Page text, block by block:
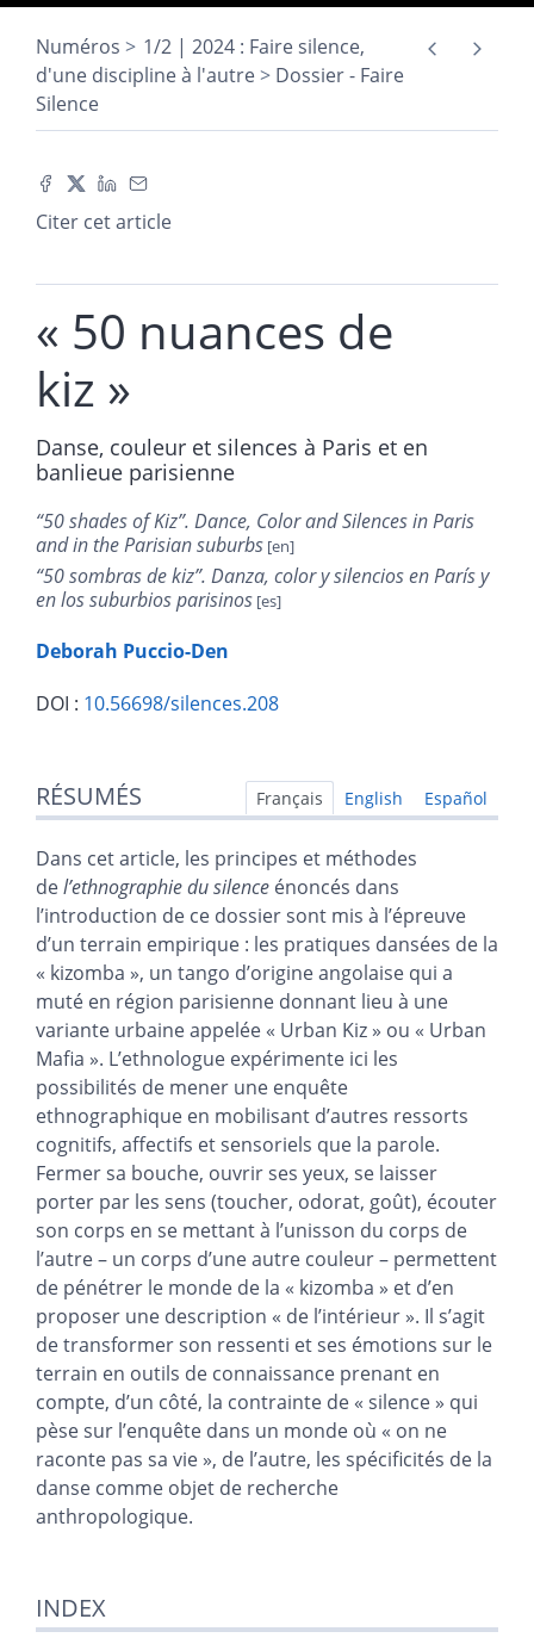
Numéros
1/2 | 2024 : Faire silence,
d'une discipline à l'autre
Dossier - Faire
Silence
Citer cet article
« 50 nuances de
kiz »
Danse, couleur et silences à Paris et en
banlieue parisienne
“50 shades of Kiz”. Dance, Color and Silences in Paris
and in the Parisian suburbs
“50 sombras de kiz”. Danza, color y silencios en París y
en los suburbios parisinos
Deborah Puccio-Den
DOI : 10.56698/silences.208
Index
Plan
Texte
Bibliographie
Notes
Illustrations
Citer cet article
Auteur
RÉSUMÉS Français English Español
Dans cet article, les principes et méthodes
del’ethnographie du silence énoncés dans
l’introduction de ce dossier sont mis à l’épreuve
d’un terrain empirique : les pratiques dansées de la
« kizomba », un tango d’origine angolaise qui a
muté en région parisienne donnant lieu à une
variante urbaine appelée « Urban Kiz » ou « Urban
Mafia ». L’ethnologue expérimente ici les
possibilités de mener une enquête
ethnographique en mobilisant d’autres ressorts
cognitifs, affectifs et sensoriels que la parole.
Fermer sa bouche, ouvrir ses yeux, se laisser
porter par les sens (toucher, odorat, goût), écouter
son corps en se mettant à l’unisson du corps de
l’autre – un corps d’une autre couleur – permettent
de pénétrer le monde de la « kizomba » et d’en
proposer une description « de l’intérieur ». Il s’agit
de transformer son ressenti et ses émotions sur le
terrain en outils de connaissance prenant en
compte, d’un côté, la contrainte de « silence » qui
pèse sur l’enquête dans un monde où « on ne
raconte pas sa vie », de l’autre, les spécificités de la
danse comme objet de recherche
anthropologique.
INDEX